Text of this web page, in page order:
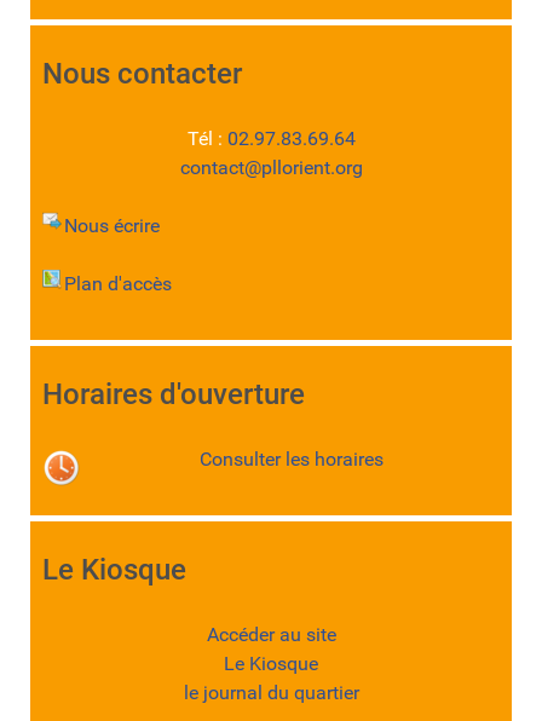
Nous contacter
Tél : 02.97.83.69.64
contact@pllorient.org
Nous écrire
Plan d'accès
Horaires d'ouverture
Consulter les horaires
Le Kiosque
Accéder au site
Le Kiosque
le journal du quartier